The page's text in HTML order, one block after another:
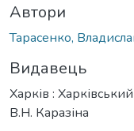
Автори
Тарасенко,
Видавець
Харків :
В.Н. Каразіна